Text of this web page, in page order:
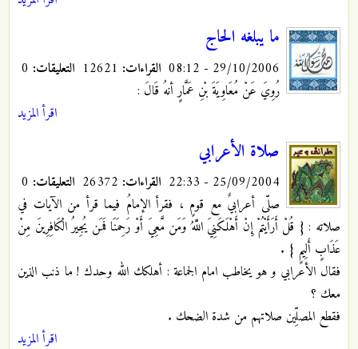
ما يبلغه الحاج
29/10/2006 - 08:12 القراءات: التعليقات:
رُوِيَ عَنْ مُعَاوِيَةَ بْنِ عَمَّارٍ أنهُ قَالَ :
اقرأ المزيد
صلاة الأعرابي
25/09/2004 - 22:33 القراءات: التعليقات:
صلّى أعرابيٌ مع قومٍ ، فقرأ الإمامُ فيما قرأ من الآيات في
صلاته : { قُلْ أَرَأَيْتُمْ إِنْ أَهْلَكَنِيَ اللَّهُ وَمَن مَّعِيَ أَوْ رَحِمَنَا فَمَن يُجِيرُ الْكَافِرِينَ مِنْ
عَذَابٍ أَلِيمٍ } .
فقال الأعرابي و هو يخاطب امام الجماعة : أهلكك الله وحدك ! ما ذنب الذين
معك ؟
فقطع المصلِّين صلاتهم من شدة الضحك .
اقرأ المزيد